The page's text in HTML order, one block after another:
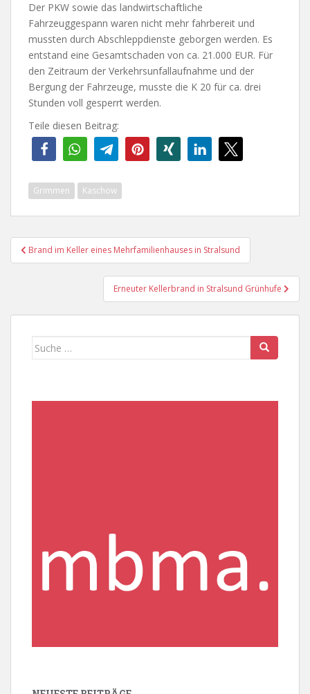
Der PKW sowie das landwirtschaftliche
Fahrzeuggespann waren nicht mehr fahrbereit und
mussten durch Abschleppdienste geborgen werden. Es
entstand eine Gesamtschaden von ca. 21.000 EUR. Für
den Zeitraum der Verkehrsunfallaufnahme und der
Bergung der Fahrzeuge, musste die K 20 für ca. drei
Stunden voll gesperrt werden.
Teile diesen Beitrag:
Grimmen Kaschow
Beitragsnavigation
Brand im Keller eines Mehrfamilienhauses in Stralsund
Erneuter Kellerbrand in Stralsund Grünhufe
Suche